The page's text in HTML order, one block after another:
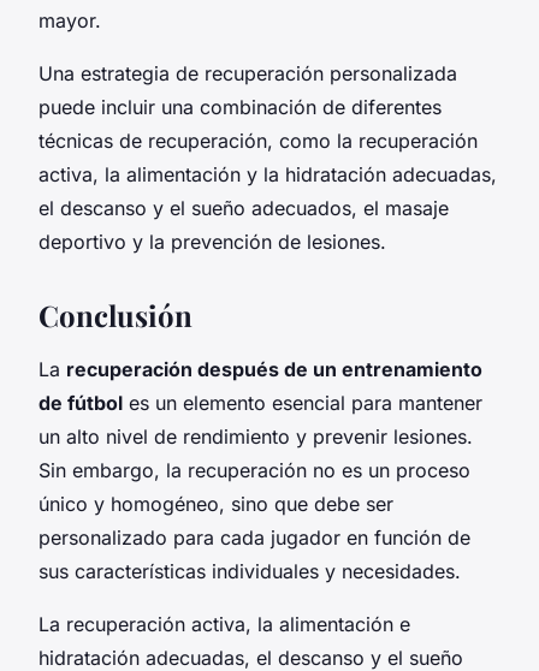
mayor.
Una estrategia de recuperación personalizada
puede incluir una combinación de diferentes
técnicas de recuperación, como la recuperación
activa, la alimentación y la hidratación adecuadas,
el descanso y el sueño adecuados, el masaje
deportivo y la prevención de lesiones.
Conclusión
La recuperación después de un entrenamiento
de fútbol es un elemento esencial para mantener
un alto nivel de rendimiento y prevenir lesiones.
Sin embargo, la recuperación no es un proceso
único y homogéneo, sino que debe ser
personalizado para cada jugador en función de
sus características individuales y necesidades.
La recuperación activa, la alimentación e
hidratación adecuadas, el descanso y el sueño